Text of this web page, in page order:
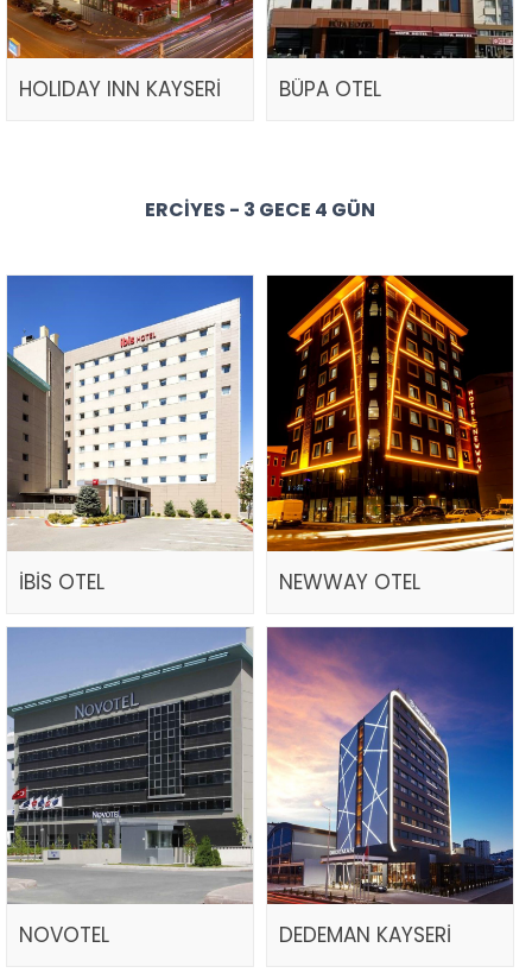
HOLIDAY INN KAYSERİ BÜPA OTEL
ERCIYES - 3 GECE 4 GÜN
İBİS OTEL NEWWAY OTEL
NOVOTEL DEDEMAN KAYSERİ